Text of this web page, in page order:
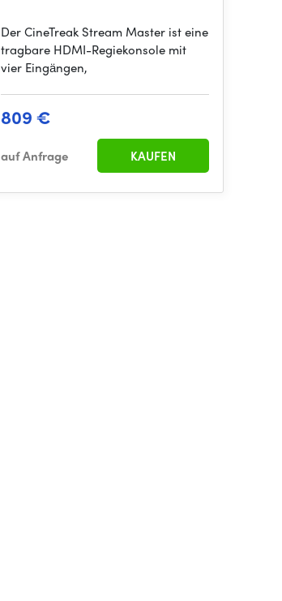
Der CineTreak Stream Master ist eine
tragbare HDMI-Regiekonsole mit
vier Eingängen,
809 €
auf Anfrage KAUFEN